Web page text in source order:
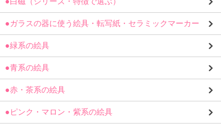
●ガラスの器に使う絵具・転写紙・セラミックマーカー
●緑系の絵具
●青系の絵具
●赤・茶系の絵具
●ピンク・マロン・紫系の絵具